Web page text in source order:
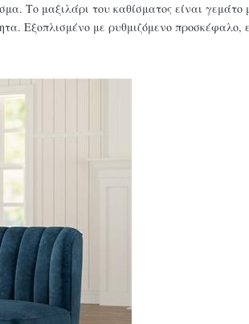
Το μαξιλάρι του καθίσματος είναι
Εξοπλισμένο με ρυθμιζόμενο